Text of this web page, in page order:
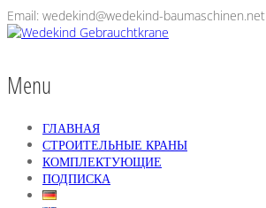
Email: wedekind@wedekind-baumaschinen.net
Menu
ГЛАВНАЯ
СТРОИТЕЛЬНЫЕ КРАНЫ
КОМПЛЕКТУЮЩИЕ
ПОДПИСКА